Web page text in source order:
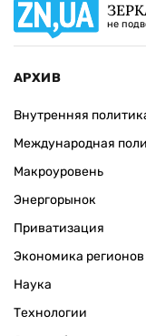
не
АРХИВ
Внутренняя
Международная
Макроуровень
Энергорынок
Приватизация
Экономика регионов
Наука
Технологии